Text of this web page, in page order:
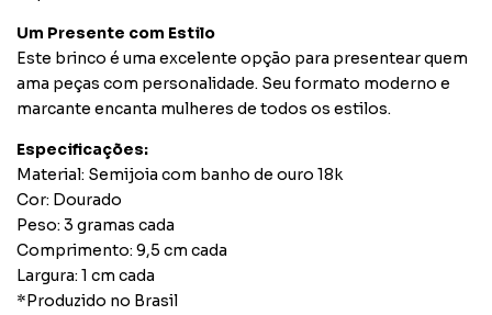
Um Presente com Estilo
Este brinco é uma excelente opção para presentear quem
ama peças com personalidade. Seu formato moderno e
marcante encanta mulheres de todos os estilos.
Especificações:
Material: Semijoia com banho de ouro 18k
Cor: Dourado
Peso: 3 gramas cada
Comprimento: 9,5 cm cada
Largura: 1 cm cada
*Produzido no Brasil